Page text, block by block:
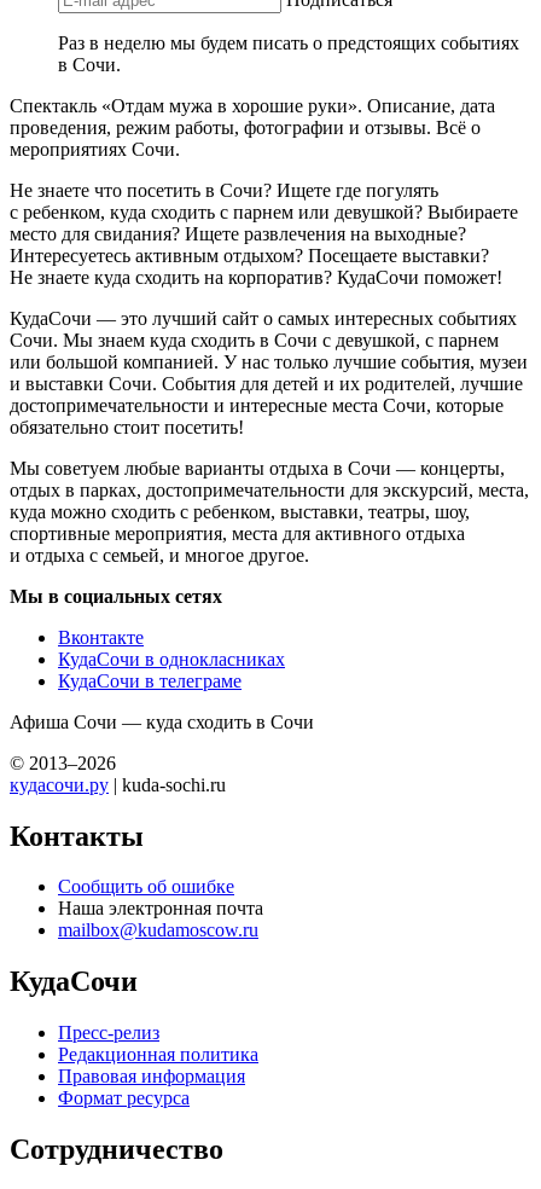
Раз в неделю мы будем писать о предстоящих событиях
в Сочи.
Спектакль «Отдам мужа в хорошие руки». Описание, дата
проведения, режим работы, фотографии и отзывы. Всё о
мероприятиях Сочи.
Не знаете что посетить в Сочи? Ищете где погулять
с ребенком, куда сходить с парнем или девушкой? Выбираете
место для свидания? Ищете развлечения на выходные?
Интересуетесь активным отдыхом? Посещаете выставки?
Не знаете куда сходить на корпоратив? КудаСочи поможет!
КудаСочи — это лучший сайт о самых интересных событиях
Сочи. Мы знаем куда сходить в Сочи с девушкой, с парнем
или большой компанией. У нас только лучшие события, музеи
и выставки Сочи. События для детей и их родителей, лучшие
достопримечательности и интересные места Сочи, которые
обязательно стоит посетить!
Мы советуем любые варианты отдыха в Сочи — концерты,
отдых в парках, достопримечательности для экскурсий, места,
куда можно сходить с ребенком, выставки, театры, шоу,
спортивные мероприятия, места для активного отдыха
и отдыха с семьей, и многое другое.
Мы в социальных сетях
Вконтакте
КудаСочи в однокласниках
КудаСочи в телеграме
Афиша Сочи — куда сходить в Сочи
© 2013–2026
кудасочи.ру | kuda-sochi.ru
Контакты
Сообщить об ошибке
Наша электронная почта
mailbox@kudamoscow.ru
КудаСочи
Пресс-релиз
Редакционная политика
Правовая информация
Формат ресурса
Сотрудничество